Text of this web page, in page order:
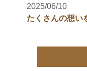
2025/06/10
たくさんの想い